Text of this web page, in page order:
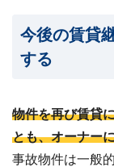
今後の賃貸
する
物件を再び賃貸
とも、オーナー
事故物件は一般